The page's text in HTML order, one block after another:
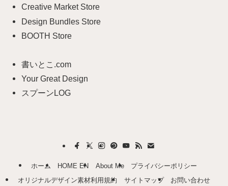
ー
Creative Market Store
Design Bundles Store
BOOTH Store
書いとこ.com
Your Great Design
スプーンLOG
ホーム HOME EN About Me
プライバシーポリシー
オリジナルデザイン素材利用規約
サイトマップ お問い合わせ